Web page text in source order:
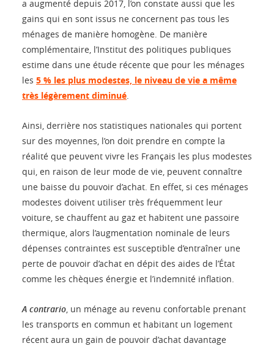
a augmenté depuis 2017, l’on constate aussi que les
gains qui en sont issus ne concernent pas tous les
ménages de manière homogène. De manière
complémentaire, l’Institut des politiques publiques
estime dans une étude récente que pour les ménages
les 5 % les plus modestes, le niveau de vie a même
très légèrement diminué.
Ainsi, derrière nos statistiques nationales qui portent
sur des moyennes, l’on doit prendre en compte la
réalité que peuvent vivre les Français les plus modestes
qui, en raison de leur mode de vie, peuvent connaître
une baisse du pouvoir d’achat. En effet, si ces ménages
modestes doivent utiliser très fréquemment leur
voiture, se chauffent au gaz et habitent une passoire
thermique, alors l’augmentation nominale de leurs
dépenses contraintes est susceptible d’entraîner une
perte de pouvoir d’achat en dépit des aides de l’État
comme les chèques énergie et l’indemnité inflation.
A contrario, un ménage au revenu confortable prenant
les transports en commun et habitant un logement
récent aura un gain de pouvoir d’achat davantage